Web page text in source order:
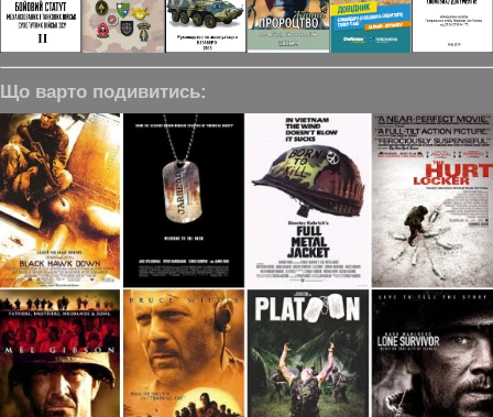
Що варто подивитись: